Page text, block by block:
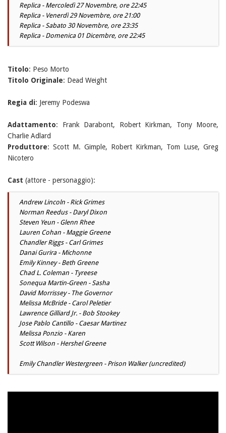
Replica - Mercoledì 27 Novembre, ore 22:45
Replica - Venerdì 29 Novembre, ore 21:00
Replica - Sabato 30 Novembre, ore 23:35
Replica - Domenica 01 Dicembre, ore 22:45
Titolo: Peso Morto
Titolo Originale: Dead Weight
Regia di: Jeremy Podeswa
Adattamento: Frank Darabont, Robert Kirkman, Tony Moore,
Charlie Adlard
Produttore: Scott M. Gimple, Robert Kirkman, Tom Luse, Greg
Nicotero
Cast (attore - personaggio):
Andrew Lincoln - Rick Grimes
Norman Reedus - Daryl Dixon
Steven Yeun - Glenn Rhee
Lauren Cohan - Maggie Greene
Chandler Riggs - Carl Grimes
Danai Gurira - Michonne
Emily Kinney - Beth Greene
Chad L. Coleman - Tyreese
Sonequa Martin-Green - Sasha
David Morrissey - The Governor
Melissa McBride - Carol Peletier
Lawrence Gilliard Jr. - Bob Stookey
Jose Pablo Cantillo - Caesar Martinez
Melissa Ponzio - Karen
Scott Wilson - Hershel Greene
Emily Chandler Westergreen - Prison Walker (uncredited)